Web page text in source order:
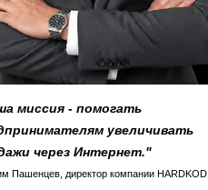
миссия - помогать
увеличивать
через Интернет."
Пашенцев, директор компании HARDKOD